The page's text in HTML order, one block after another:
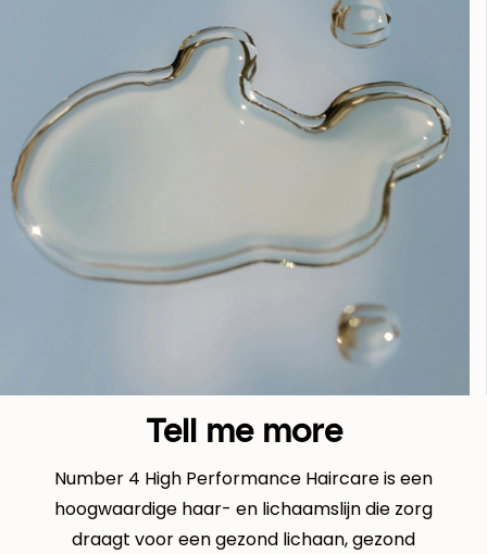
Tell me more
Number 4 High Performance Haircare is een
hoogwaardige haar- en lichaamslijn die zorg
draagt voor een gezond lichaan, gezond